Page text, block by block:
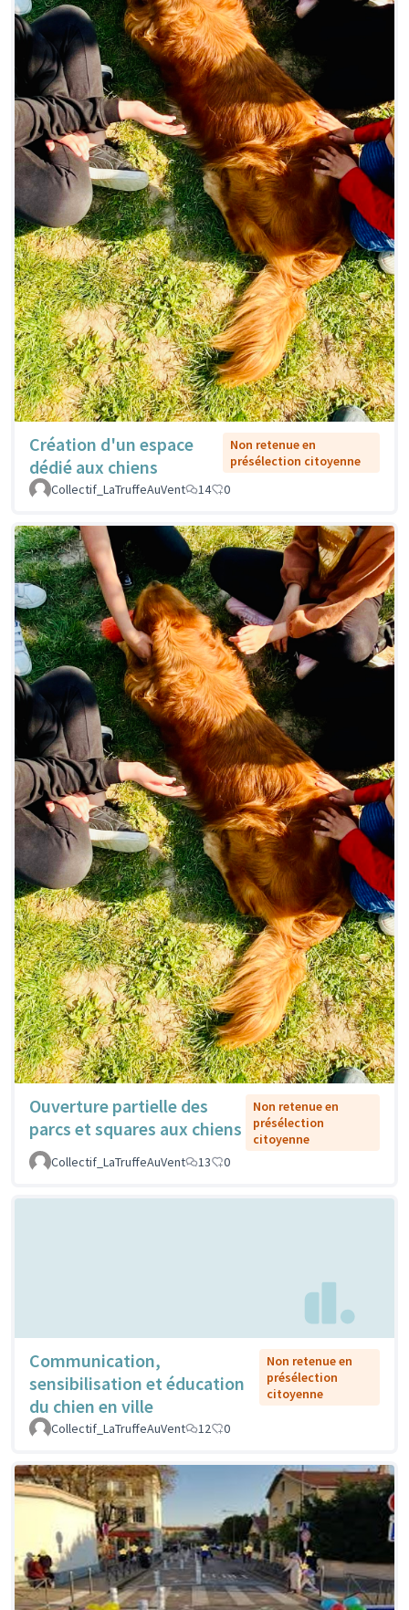
Création d'un espace
dédié aux chiens
Non retenue en
présélection citoyenne
Collectif_LaTruffeAuVent
14 0
Ouverture partielle des
parcs et squares aux chiens
Non retenue en
présélection
citoyenne
Collectif_LaTruffeAuVent
13 0
Communication,
sensibilisation et éducation
du chien en ville
Non retenue en
présélection
citoyenne
Collectif_LaTruffeAuVent 12 0